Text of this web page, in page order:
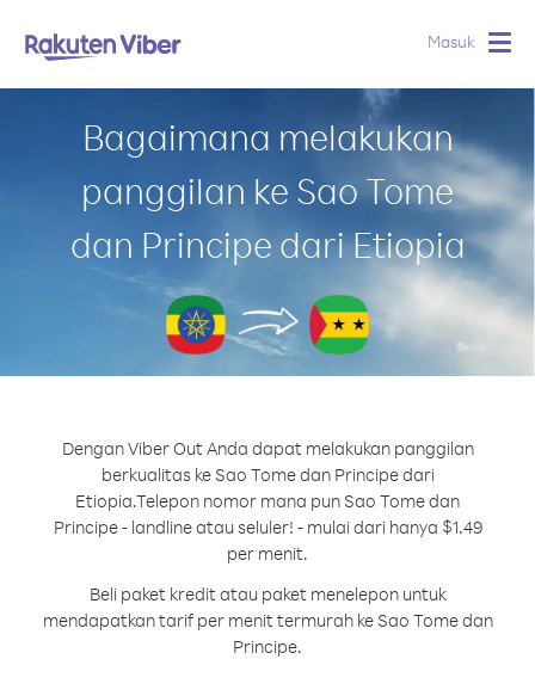
Masuk
Bagaimana melakukan
panggilan ke Sao Tome
dan Principe dari Etiopia
Dengan Viber Out Anda dapat melakukan panggilan
berkualitas ke Sao Tome dan Principe dari
Etiopia.Telepon nomor mana pun Sao Tome dan
Principe - landline atau seluler! - mulai dari hanya $1.49
per menit.
Beli paket kredit atau paket menelepon untuk
mendapatkan tarif per menit termurah ke Sao Tome dan
Principe.